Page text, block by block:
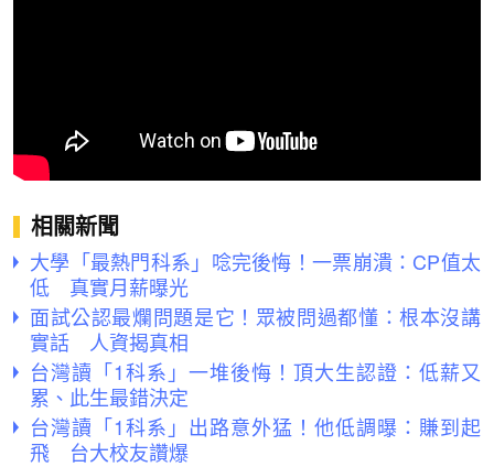
相關新聞
大學「最熱門科系」唸完後悔！一票崩潰：CP值太
低 真實月薪曝光
面試公認最爛問題是它！眾被問過都懂：根本沒講
實話 人資揭真相
台灣讀「1科系」一堆後悔！頂大生認證：低薪又
累、此生最錯決定
台灣讀「1科系」出路意外猛！他低調曝：賺到起
飛 台大校友讚爆